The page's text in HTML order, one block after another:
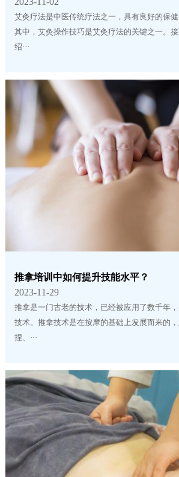
艾灸疗法是中医传统疗法之一，具有良好的保健
其中，艾灸操作技巧是艾灸疗法的关键之一。
绍···
推拿培训中如何提升技能水平？
2023-11-29
推拿是一门古老的技术，已经被应用了数千年
技术。推拿技术是在按摩的基础上发展而来的
捏、···